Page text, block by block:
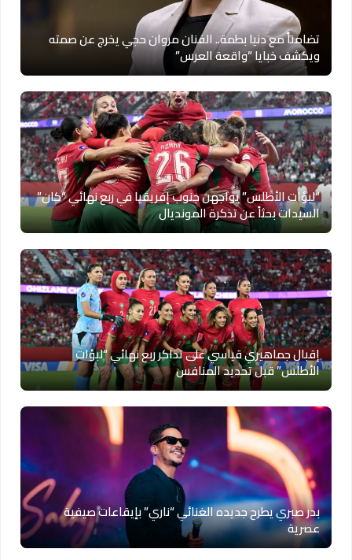
تضامناً مع دنيا بطمة.. الفنان مروان حجي يخرج عن صمته
ويكشف خبايا “واقعة العرس”
“لبؤات الأطلس” يواجهن جنوب إفريقيا في ربع نهائي “كان”
السيدات بحثاً عن تذكرة المونديال
إقبال جماهيري قياسي على تذاكر ربع نهائي “لبؤات
الأطلس” قبل تحديد المنافس
بدر صبري يطرح جديده الغنائي “ناري” بإيقاعات صيفية
عصرية